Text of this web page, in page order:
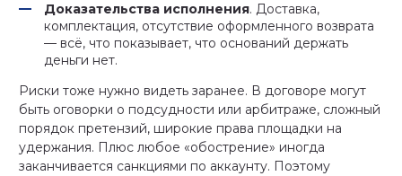
Доказательства исполнения. Доставка,
комплектация, отсутствие оформленного возврата
— всё, что показывает, что оснований держать
деньги нет.
Риски тоже нужно видеть заранее. В договоре могут
быть оговорки о подсудности или арбитраже, сложный
порядок претензий, широкие права площадки на
удержания. Плюс любое «обострение» иногда
заканчивается санкциями по аккаунту. Поэтому